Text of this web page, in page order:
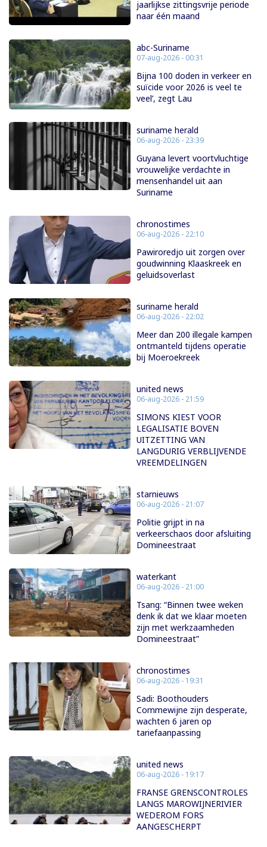
jaarlijkse zittingsvrije periode
naar één maand
abc-Suriname
07-aug-2026 - 00:31
Bijna 100 doden in verkeer en
suïcide voor 2026 is veel te
veel’, zegt Lau
suriname herald
06-aug-2026 - 23:39
Guyana levert voortvluchtige
vrouwelijke verdachte in
mensenhandel uit aan
Suriname
chronostimes
06-aug-2026 - 22:10
Pawiroredjo uit zorgen over
goudwinning Klaaskreek en
geluidsoverlast
suriname herald
06-aug-2026 - 22:02
Meer dan 200 illegale kampen
ontmanteld tijdens operatie
bij Moeroekreek
united news
06-aug-2026 - 21:59
SIMONS KIEST VOOR
LEGALISATIE BOVEN
UITZETTING VAN
LANGDURIG VERBLIJVENDE
VREEMDELINGEN
starnieuws
06-aug-2026 - 21:07
Politie grijpt in na
verkeerschaos door afsluiting
Domineestraat
waterkant
06-aug-2026 - 21:00
Tsang: “Binnen twee weken
denk ik dat we klaar moeten
zijn met werkzaamheden
Domineestraat”
chronostimes
06-aug-2026 - 19:31
Sadi: Boothouders
Commewijne zijn desperate,
wachten 6 jaren op
tariefaanpassing
united news
06-aug-2026 - 19:17
FRANSE GRENSCONTROLES
LANGS MAROWIJNERIVIER
WEDEROM FORS
AANGESCHERPT